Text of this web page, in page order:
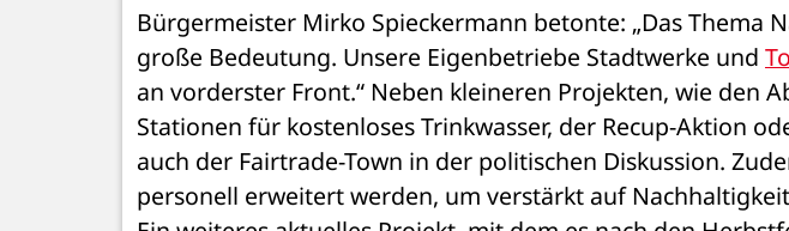
Bürgermeister Mirko Spieckermann betonte: „Das Thema
große Bedeutung. Unsere Eigenbetriebe Stadtwerke und
an vorderster Front.“ Neben kleineren Projekten, wie den
Stationen für kostenloses Trinkwasser, der Recup-Aktion
auch der Fairtrade-Town in der politischen Diskussion.
personell erweitert werden, um verstärkt auf